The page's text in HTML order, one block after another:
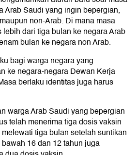
Arab Saudi yang ingin bepergian,
non-Arab. Di mana masa
dari tiga bulan ke negara Arab
bulan ke negara non Arab.
bagi warga negara yang
ke negara-negara Dewan Kerja
berlaku identitas juga harus
warga Arab Saudi yang bepergian
telah menerima tiga dosis vaksin
tiga bulan setelah suntikan
16 dan 12 tahun juga